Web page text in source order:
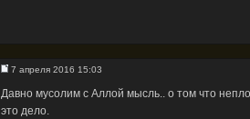
7 апреля 2016 15:03
Давно мусолим с Аллой мысль.. о том что
это дело.